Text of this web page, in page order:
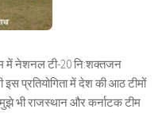
में नेशनल टी-20 नि:शक्तजन
इस प्रतियोगिता में देश की आठ टीमों
मुझे भी राजस्थान और कर्नाटक टीम